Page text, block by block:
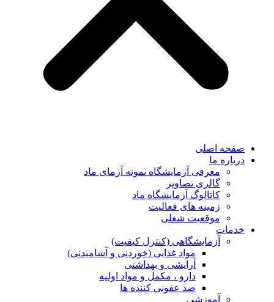
صفحه اصلی
درباره ما
معرفی آزمایشگاه نمونه آزمای ماد
گالری تصاویر
کاتالوگ آزمایشگاه ماد
زمینه های فعالیت
موقعیت شغلی
خدمات
آزمایشگاهی (کنترل کیفیت)
مواد غذایی (خوردنی و آشامیدنی)
آرایشی و بهداشتی
دارو ، مکمل و مواد اولیه
ضد عفونی کننده ها
آموزشی